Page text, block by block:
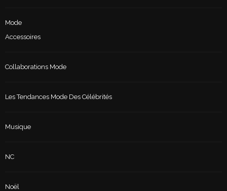
Mode
Accessoires
Collaborations Mode
Les Tendances Mode Des Célébrités
Musique
NC
Noël